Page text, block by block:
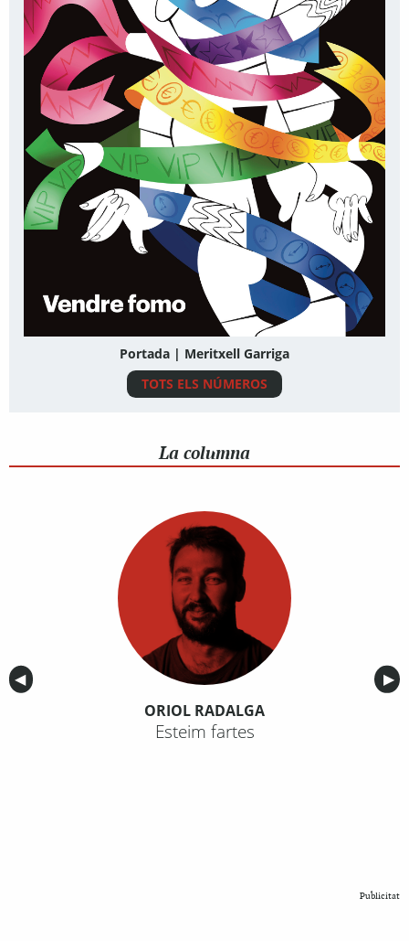
Portada | Meritxell Garriga
TOTS ELS NÚMEROS
La columna
Anterior
◀︎ ▶︎
ORIOL RADALGA
Esteim fartes
Publicitat